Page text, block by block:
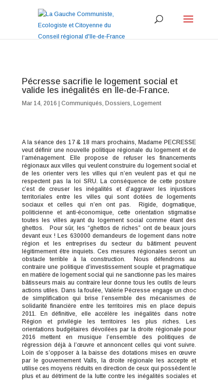
Pécresse sacrifie le logement social et
valide les inégalités en Ile-de-France.
Mar 14, 2016 Communiqués, Dossiers, Logement
A la séance des 17 & 18 mars prochains, Madame PECRESSE
veut définir une nouvelle politique régionale du logement et de
l’aménagement. Elle propose de refuser les financements
régionaux aux villes qui veulent construire du logement social et
de les orienter vers les villes qui n’en veulent pas et qui ne
respectent pas la loi SRU. La conséquence de cette posture
c’est de creuser les inégalités et d’aggraver les injustices
territoriales entre les villes qui sont dotées de logements
sociaux et celles qui n’en ont pas. Rigide, dogmatique,
politicienne et anti-économique, cette orientation stigmatise
toutes les villes ayant du logement social comme étant des
ghettos. Pour sûr, les “ghettos de riches” ont de beaux jours
devant eux ! Les 630000 demandeurs de logement dans notre
région et les entreprises du secteur du bâtiment peuvent
légitimement être inquiets. Ces mesures régionales seront un
obstacle terrible à la construction. Nous défendrons au
contraire une politique d’investissement souple et pragmatique
en matière de logement social qui ne sanctionne pas les maires
bâtisseurs mais au contraire leur donne tous les outils de leurs
actions utiles. Dans la foulée, Valérie Pécresse engage un choc
de simplification qui brise l’ensemble des mécanismes de
solidarité financière entre les territoires mis en place depuis
2011. En définitive, elle accélère les inégalités dans notre
Région et privilégie les territoires les plus riches. Les
orientations budgétaires dévoilées par la droite régionale pour
2016 mettent en musique l’ensemble des politiques de
régression déjà à l’œuvre et annoncent celles qui vont suivre.
Loin de s’opposer à la baisse des dotations mises en œuvre
par le gouvernement Valls, la droite régionale les accepte et
utilise ces moyens réduits en direction de ceux qui possèdent le
plus et au détriment de la lutte contre les inégalités sociales et